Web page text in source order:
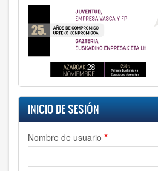
INICIO DE SESIÓN
Nombre de usuario